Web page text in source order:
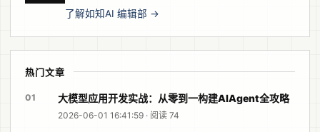
了解如知AI 编辑部 →
热门文章
01 大模型应用开发实战：从零到一构建AIAgent全攻略
2026-06-01 16:41:59 · 阅读 74